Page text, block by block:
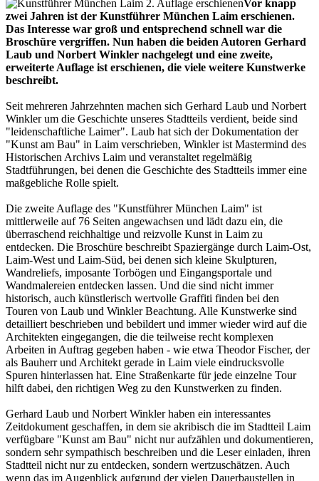
Vor knapp
zwei Jahren ist der Kunstführer München Laim erschienen.
Das Interesse war groß und entsprechend schnell war die
Broschüre vergriffen. Nun haben die beiden Autoren Gerhard
Laub und Norbert Winkler nachgelegt und eine zweite,
erweiterte Auflage ist erschienen, die viele weitere Kunstwerke
beschreibt.
Seit mehreren Jahrzehnten machen sich Gerhard Laub und Norbert
Winkler um die Geschichte unseres Stadtteils verdient, beide sind
"leidenschaftliche Laimer". Laub hat sich der Dokumentation der
"Kunst am Bau" in Laim verschrieben, Winkler ist Mastermind des
Historischen Archivs Laim und veranstaltet regelmäßig
Stadtführungen, bei denen die Geschichte des Stadtteils immer eine
maßgebliche Rolle spielt.
Die zweite Auflage des "Kunstführer München Laim" ist
mittlerweile auf 76 Seiten angewachsen und lädt dazu ein, die
überraschend reichhaltige und reizvolle Kunst in Laim zu
entdecken. Die Broschüre beschreibt Spaziergänge durch Laim-Ost,
Laim-West und Laim-Süd, bei denen sich kleine Skulpturen,
Wandreliefs, imposante Torbögen und Eingangsportale und
Wandmalereien entdecken lassen. Und die sind nicht immer
historisch, auch künstlerisch wertvolle Graffiti finden bei den
Touren von Laub und Winkler Beachtung. Alle Kunstwerke sind
detailliert beschrieben und bebildert und immer wieder wird auf die
Architekten eingegangen, die die teilweise recht komplexen
Arbeiten in Auftrag gegeben haben - wie etwa Theodor Fischer, der
als Bauherr und Architekt gerade in Laim viele eindrucksvolle
Spuren hinterlassen hat. Eine Straßenkarte für jede einzelne Tour
hilft dabei, den richtigen Weg zu den Kunstwerken zu finden.
Gerhard Laub und Norbert Winkler haben ein interessantes
Zeitdokument geschaffen, in dem sie akribisch die im Stadtteil Laim
verfügbare "Kunst am Bau" nicht nur aufzählen und dokumentieren,
sondern sehr sympathisch beschreiben und die Leser einladen, ihren
Stadtteil nicht nur zu entdecken, sondern wertzuschätzen. Auch
wenn das im Augenblick aufgrund der vielen Dauerbaustellen in